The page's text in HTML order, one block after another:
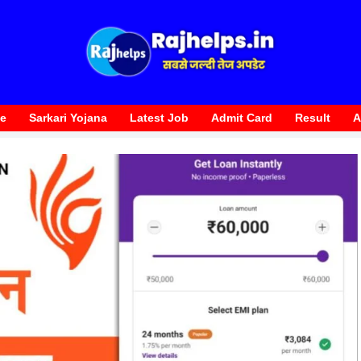
Sarkari Yojana Latest Job Admit Card Result